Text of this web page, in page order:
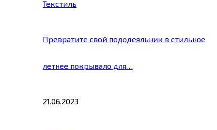
Текстиль
Превратите свой пододеяльник в стильное
летнее покрывало для…
21.06.2023